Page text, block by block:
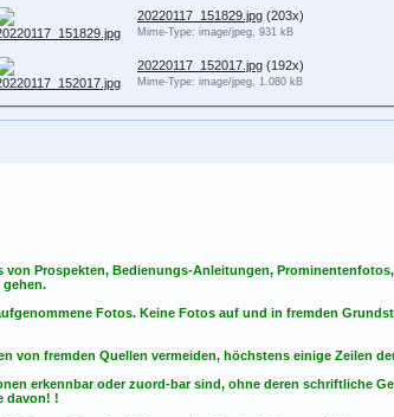
20220117_151829.jpg (203x)
Mime-Type: image/jpeg, 931 kB
20220117_152017.jpg (192x)
Mime-Type: image/jpeg, 1.080 kB
von Prospekten, Bedienungs-Anleitungen,
Fotos. Keine Fotos auf und in fremden
von fremden Quellen vermeiden, höchstens einige Zeilen
erkennbar oder zuord-bar sind, ohne deren schriftliche
davon! !